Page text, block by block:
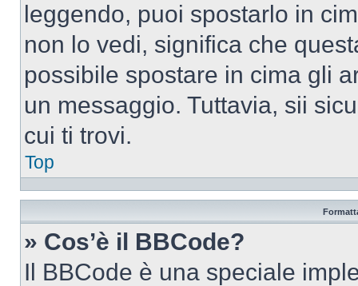
leggendo, puoi spostarlo in
non lo vedi, significa che
possibile spostare in cima gli
un messaggio. Tuttavia, sii
cui ti trovi.
Top
» Cos’è il BBCode?
Il BBCode è una speciale